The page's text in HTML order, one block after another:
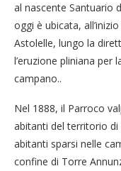
al nascente Santuario
oggi è ubicata,
Astolelle, lungo la
l’eruzione pliniana per
campano..
Nel 1888, il Parroco
abitanti del territorio di
abitanti sparsi nelle
confine di Torre